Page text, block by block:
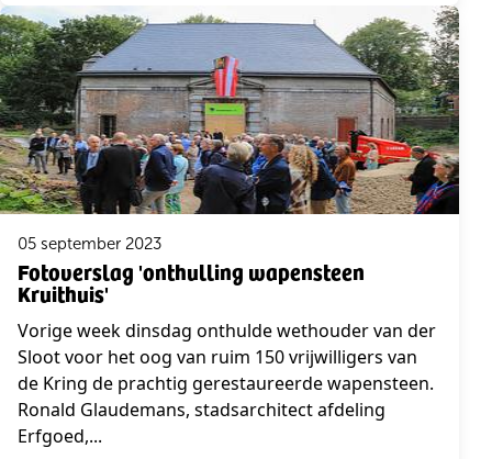
05 september 2023
Fotoverslag 'onthulling wapensteen
Kruithuis'
Vorige week dinsdag onthulde wethouder van der
Sloot voor het oog van ruim 150 vrijwilligers van
de Kring de prachtig gerestaureerde wapensteen.
Ronald Glaudemans, stadsarchitect afdeling
Erfgoed,...